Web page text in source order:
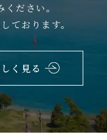
ください。
ております。
く見る